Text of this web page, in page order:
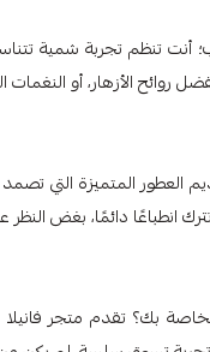
أنت تنظم تجربة شمية
الأزهار، أو النغمات
العطور المتميزة
انطباعًا دائمًا، بغض النظر
بك؟ تقدم متجر